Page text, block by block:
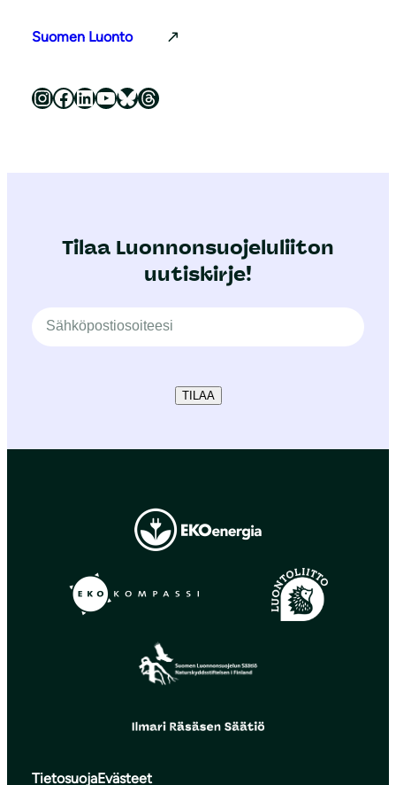
Suomen Luonto
Luonnonsuojeluliitto Instagramissa Luonnonsuojeluliitto Facebookissa Luonnonsuojeluliitto LinkedInissä Luonnonsuojeluliiton YouTube-kanava Luonnonsuojeluliitto Blueskyssa Luonnonsuojeluliitto Threadsissa
Tilaa Luonnonsuojeluliiton
uutiskirje!
TILAA
TietosuojaEvästeet